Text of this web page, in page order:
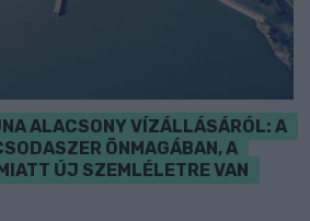
ALACSONY VÍZÁLLÁSÁRÓL: A
ÖNMAGÁBAN, A
ÚJ SZEMLÉLETRE VAN